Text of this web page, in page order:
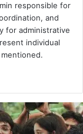
responsible for
and
for administrative
individual